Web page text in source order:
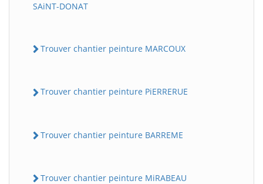
SAiNT-DONAT
Trouver chantier peinture MARCOUX
Trouver chantier peinture PiERRERUE
Trouver chantier peinture BARREME
Trouver chantier peinture MiRABEAU